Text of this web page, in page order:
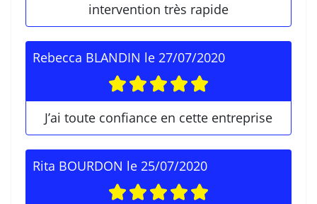
intervention très rapide
Rebecca BLANDIN le 27/07/2020
J’ai toute confiance en cette entreprise
Rita BOURDON le 25/07/2020